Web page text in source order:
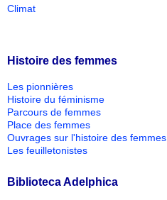
Climat
Histoire des femmes
Les pionnières
Histoire du féminisme
Parcours de femmes
Place des femmes
Ouvrages sur l'histoire des femmes
Les feuilletonistes
Biblioteca Adelphica